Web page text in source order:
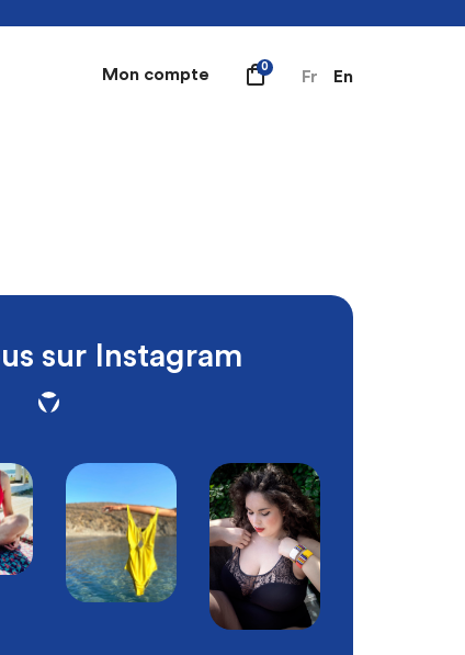
Mon compte 0
Fr En
sur Instagram